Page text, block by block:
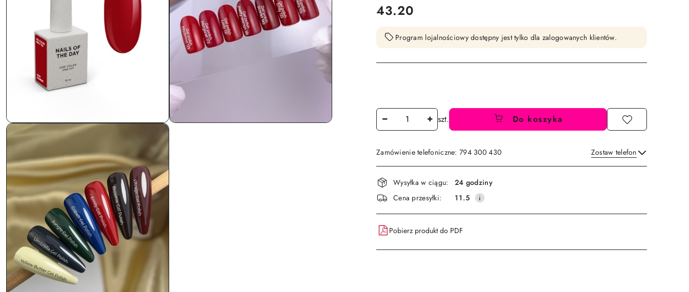
cena:
43.20
Program lojalnościowy dostępny jest tylko dla zalogowanych klientów.
Ilość szt. Do koszyka
Zamówienie telefoniczne: 794 300 430 Zostaw telefon
Wyślij
Dostępność
i
dostawa
Wysyłka w ciągu:
24 godziny
Cena przesyłki:
11.5
Pobierz produkt do PDF